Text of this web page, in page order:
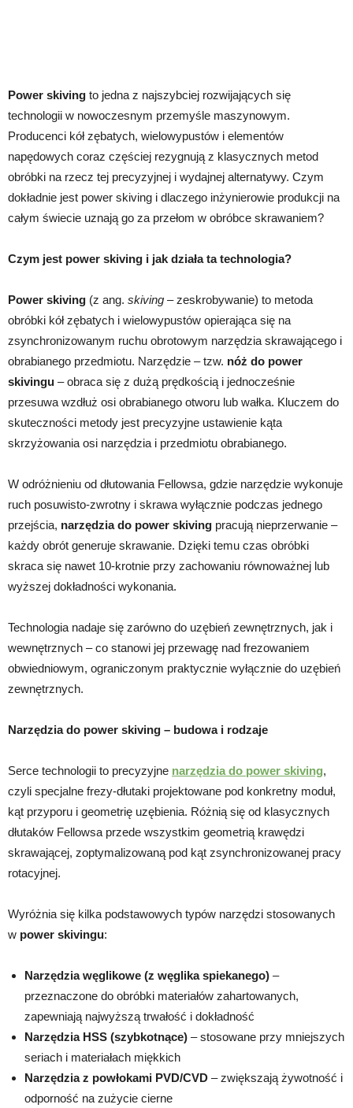
Power skiving to jedna z najszybciej rozwijających się
technologii w nowoczesnym przemyśle maszynowym.
Producenci kół zębatych, wielowypustów i elementów
napędowych coraz częściej rezygnują z klasycznych metod
obróbki na rzecz tej precyzyjnej i wydajnej alternatywy. Czym
dokładnie jest power skiving i dlaczego inżynierowie produkcji na
całym świecie uznają go za przełom w obróbce skrawaniem?
Czym jest power skiving i jak działa ta technologia?
Power skiving (z ang. skiving – zeskrobywanie) to metoda
obróbki kół zębatych i wielowypustów opierająca się na
zsynchronizowanym ruchu obrotowym narzędzia skrawającego i
obrabianego przedmiotu. Narzędzie – tzw. nóż do power
skivingu – obraca się z dużą prędkością i jednocześnie
przesuwa wzdłuż osi obrabianego otworu lub wałka. Kluczem do
skuteczności metody jest precyzyjne ustawienie kąta
skrzyżowania osi narzędzia i przedmiotu obrabianego.
W odróżnieniu od dłutowania Fellowsa, gdzie narzędzie wykonuje
ruch posuwisto-zwrotny i skrawa wyłącznie podczas jednego
przejścia, narzędzia do power skiving pracują nieprzerwanie –
każdy obrót generuje skrawanie. Dzięki temu czas obróbki
skraca się nawet 10-krotnie przy zachowaniu równoważnej lub
wyższej dokładności wykonania.
Technologia nadaje się zarówno do uzębień zewnętrznych, jak i
wewnętrznych – co stanowi jej przewagę nad frezowaniem
obwiedniowym, ograniczonym praktycznie wyłącznie do uzębień
zewnętrznych.
Narzędzia do power skiving – budowa i rodzaje
Serce technologii to precyzyjne narzędzia do power skiving,
czyli specjalne frezy-dłutaki projektowane pod konkretny moduł,
kąt przyporu i geometrię uzębienia. Różnią się od klasycznych
dłutaków Fellowsa przede wszystkim geometrią krawędzi
skrawającej, zoptymalizowaną pod kąt zsynchronizowanej pracy
rotacyjnej.
Wyróżnia się kilka podstawowych typów narzędzi stosowanych
w power skivingu:
Narzędzia węglikowe (z węglika spiekanego) –
przeznaczone do obróbki materiałów zahartowanych,
zapewniają najwyższą trwałość i dokładność
Narzędzia HSS (szybkotnące) – stosowane przy mniejszych
seriach i materiałach miękkich
Narzędzia z powłokami PVD/CVD – zwiększają żywotność i
odporność na zużycie cierne